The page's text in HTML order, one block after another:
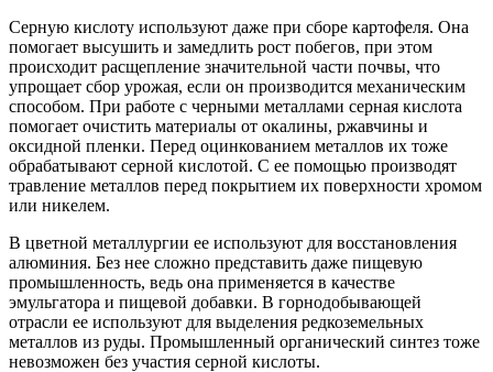
Серную кислоту используют даже при сборе картофеля. Она
помогает высушить и замедлить рост побегов, при этом
происходит расщепление значительной части почвы, что
упрощает сбор урожая, если он производится механическим
способом. При работе с черными металлами серная кислота
помогает очистить материалы от окалины, ржавчины и
оксидной пленки. Перед оцинкованием металлов их тоже
обрабатывают серной кислотой. С ее помощью производят
травление металлов перед покрытием их поверхности хромом
или никелем.
В цветной металлургии ее используют для восстановления
алюминия. Без нее сложно представить даже пищевую
промышленность, ведь она применяется в качестве
эмульгатора и пищевой добавки. В горнодобывающей
отрасли ее используют для выделения редкоземельных
металлов из руды. Промышленный органический синтез тоже
невозможен без участия серной кислоты.